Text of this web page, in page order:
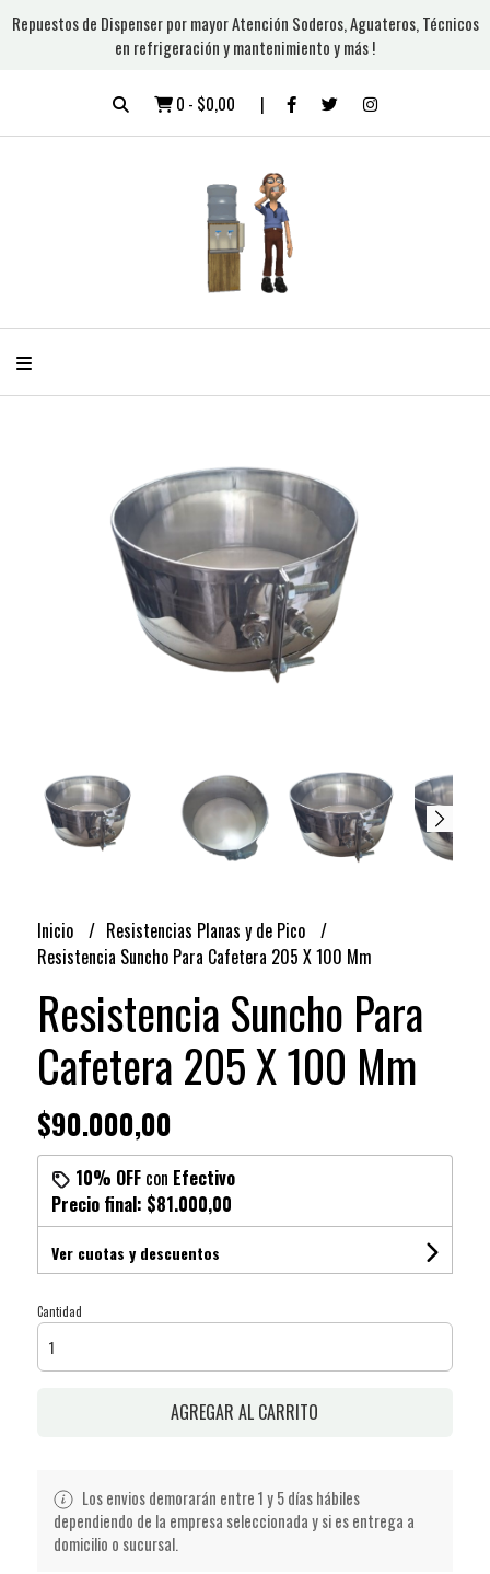
Repuestos de Dispenser por mayor Atención Soderos, Aguateros, Técnicos
en refrigeración y mantenimiento y más !
0 - $0,00
Inicio
Resistencias Planas y de Pico
Resistencia Suncho Para Cafetera 205 X 100 Mm
Resistencia Suncho Para
Cafetera 205 X 100 Mm
$90.000,00
10% OFFcon Efectivo
Precio final: $81.000,00
Ver cuotas y descuentos
Cantidad
AGREGAR AL CARRITO
Los envios demorarán entre 1 y 5 días hábiles
dependiendo de la empresa seleccionada y si es entrega a
domicilio o sucursal.